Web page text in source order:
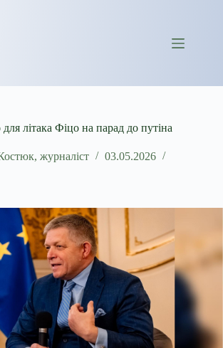
літака Фіцо на парад до путіна
журналіст
03.05.2026